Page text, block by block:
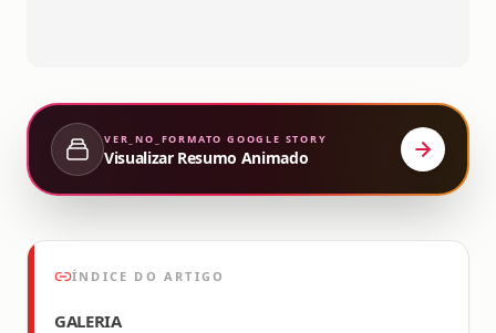
VER_NO_FORMATO GOOGLE STORY
Visualizar Resumo Animado
ÍNDICE DO ARTIGO
GALERIA